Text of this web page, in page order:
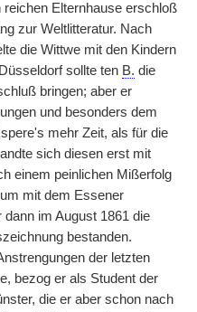
reichen Elternhause erschloß
zur Weltlitteratur. Nach
die Wittwe mit den Kindern
sollte ten B. die
bringen; aber er
und besonders dem
mehr Zeit, als für die
sich diesen erst mit
einem peinlichen Mißerfolg
mit dem Essener
im August 1861 die
bestanden.
der letzten
bezog er als Student der
die er aber schon nach